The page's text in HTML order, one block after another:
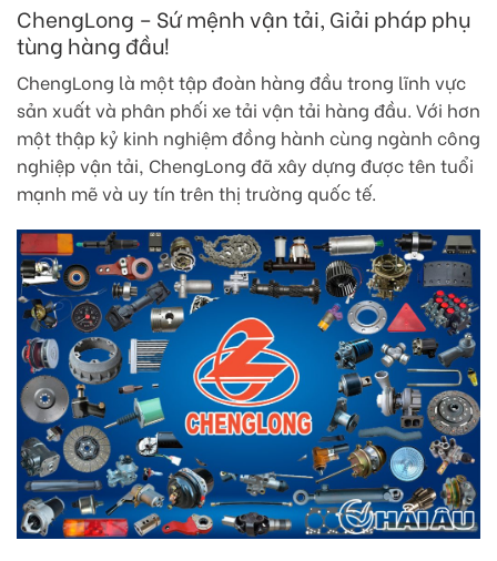
ChengLong – Sứ mệnh vận tải, Giải pháp phụ
tùng hàng đầu!
ChengLong là một tập đoàn hàng đầu trong lĩnh vực
sản xuất và phân phối xe tải vận tải hàng đầu. Với hơn
một thập kỷ kinh nghiệm đồng hành cùng ngành công
nghiệp vận tải, ChengLong đã xây dựng được tên tuổi
mạnh mẽ và uy tín trên thị trường quốc tế.